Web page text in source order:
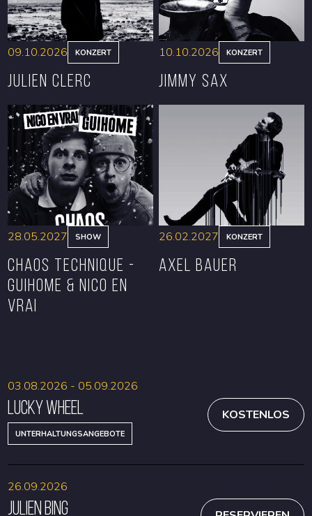
RESERVIEREN
09.10.2026 KONZERT
Julien Clerc
RESERVIEREN
10.10.2026 KONZERT
Jimmy Sax
28.05.2027 SHOW
CHAOS TECHNIQUE -
GUIHOME & NICO EN
VRAI
26.02.2027 KONZERT
Axel Bauer
Lucky Wheel
UNTERHALTUNGSANGEBOTE
03.08.2026 - 05.09.2026
KOSTENLOS
Julien Bing
26.09.2026